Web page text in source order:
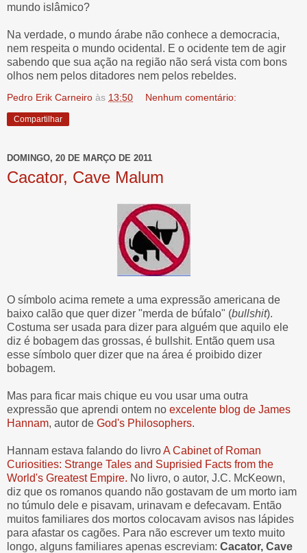
mundo islâmico?
Na verdade, o mundo árabe não conhece a democracia,
nem respeita o mundo ocidental. E o ocidente tem de agir
sabendo que sua ação na região não será vista com bons
olhos nem pelos ditadores nem pelos rebeldes.
Pedro Erik Carneiro às 13:50 Nenhum comentário:
Compartilhar
DOMINGO, 20 DE MARÇO DE 2011
Cacator, Cave Malum
O símbolo acima remete a uma expressão americana de
baixo calão que quer dizer "merda de búfalo" (bullshit).
Costuma ser usada para dizer para alguém que aquilo ele
diz é bobagem das grossas, é bullshit. Então quem usa
esse símbolo quer dizer que na área é proibido dizer
bobagem.
Mas para ficar mais chique eu vou usar uma outra
expressão que aprendi ontem no excelente blog de James
Hannam, autor de God's Philosophers.
Hannam estava falando do livroA Cabinet of Roman
Curiosities: Strange Tales and Suprisied Facts from the
World's Greatest Empire. No livro, o autor, J.C. McKeown,
diz que os romanos quando não gostavam de um morto iam
no túmulo dele e pisavam, urinavam e defecavam. Então
muitos familiares dos mortos colocavam avisos nas lápides
para afastar os cagões. Para não escrever um texto muito
longo, alguns familiares apenas escreviam: Cacator, Cave